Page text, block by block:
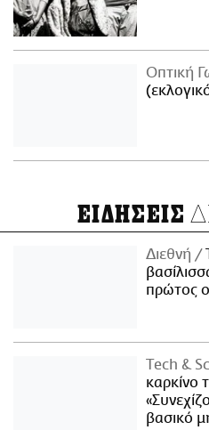
Οπτική
ΕΙΔΗΣΕΙΣ
Διεθνή
πρώτος
Τech &
καρκίνο
βασικό